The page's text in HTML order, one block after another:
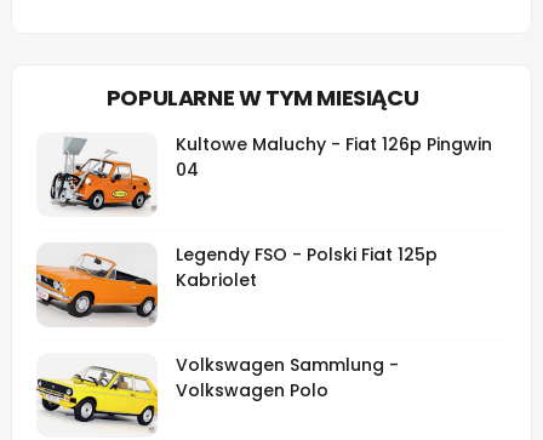
POPULARNE W TYM MIESIĄCU
Kultowe Maluchy - Fiat 126p Pingwin
04
Legendy FSO - Polski Fiat 125p
Kabriolet
Volkswagen Sammlung -
Volkswagen Polo